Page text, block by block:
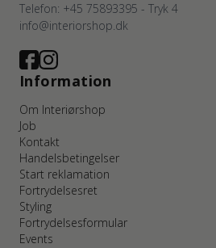
Telefon: +45 75893395 - Tryk 4
info@interiorshop.dk
Information
Om Interiørshop
Job
Kontakt
Handelsbetingelser
Start reklamation
Fortrydelsesret
Styling
Fortrydelsesformular
Events